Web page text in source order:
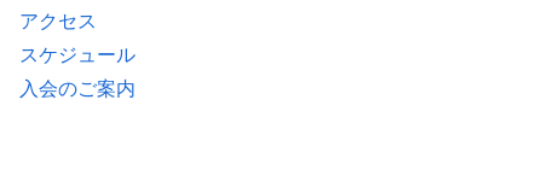
アクセス
スケジュール
入会のご案内